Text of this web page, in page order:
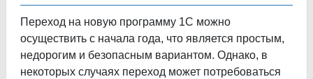
Переход на новую программу 1С можно
осуществить с начала года, что является простым,
недорогим и безопасным вариантом. Однако, в
некоторых случаях переход может потребоваться